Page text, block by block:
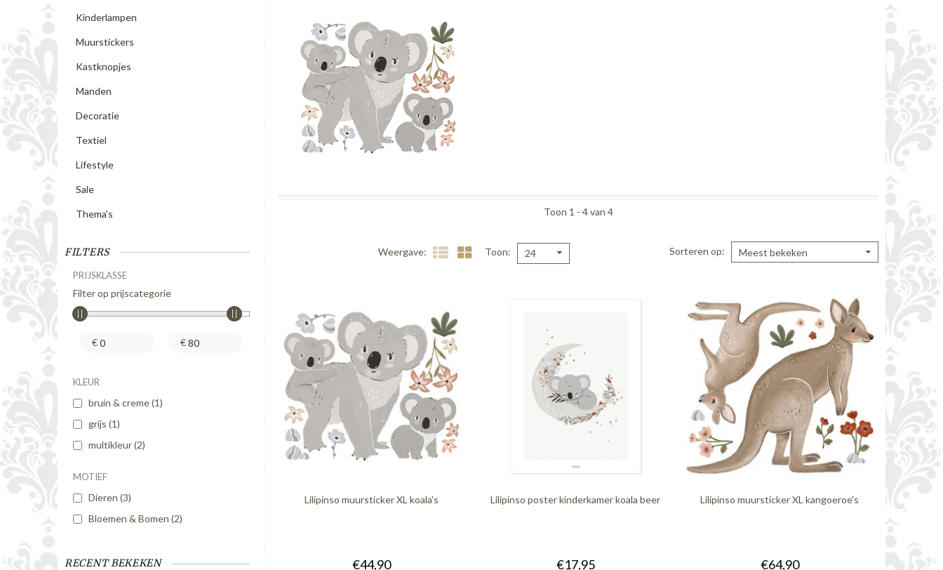
Kinderlampen
Muurstickers
Kastknopjes
Manden
Decoratie
Textiel
Lifestyle
Sale
Thema's
FILTERS
PRIJSKLASSE
Filter op prijscategorie
€ €
KLEUR
bruin & creme(1)
grijs (1)
multikleur(2)
MOTIEF
Dieren (3)
Bloemen & Bomen (2)
RECENT BEKEKEN
Toon 1 - 4 van 4
Weergave Toon 24 Sorteren op Meest bekeken
Lilipinso muursticker XL koala's
€44,90
Lilipinso poster kinderkamer koala beer
€17,95
Lilipinso muursticker XL kangoeroe's
€64,90